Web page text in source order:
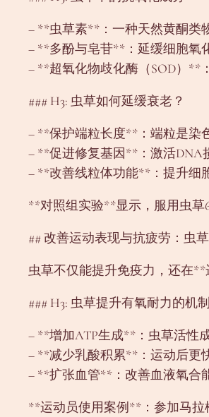
– **虫草素**：一种天然黄酮类
– **多酚与皂苷**：延缓细胞氧
– **超氧化物歧化酶（SOD）**
### H3: 虫草如何延缓衰老？
– **保护端粒长度**：端粒是染
– **促进修复基因**：激活DNA
– **改善线粒体功能**：提升细
**对照组实验**显示，服用虫草6
## 改善运动表现与抗疲劳：虫
虫草不仅能提升免疫力，还在**
### H3: 虫草提升有氧耐力的机制
– **增加ATP生成**：虫草活性
– **减少乳酸积累**：运动后更
– **扩张血管**：改善血液氧合
**运动员使用案例**：参加马拉